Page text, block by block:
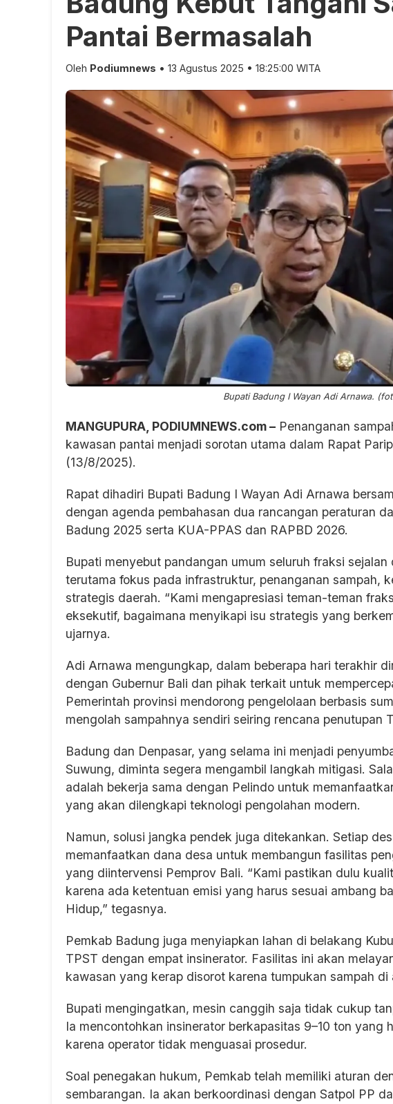
Pantai Bermasalah
Oleh Podiumnews • 13 Agustus 2025 • 18:25:00 WITA
Bupati Badung I Wayan Adi Arnawa.
MANGUPURA, PODIUMNEWS.com – Penanganan
kawasan pantai menjadi sorotan utama dalam Rapat
(13/8/2025).
Rapat dihadiri Bupati Badung I Wayan Adi Arnawa
dengan agenda pembahasan dua rancangan peraturan
Badung 2025 serta KUA-PPAS dan RAPBD 2026.
Bupati menyebut pandangan umum seluruh fraksi
terutama fokus pada infrastruktur, penanganan sampah,
strategis daerah. “Kami mengapresiasi teman-teman
eksekutif, bagaimana menyikapi isu strategis yang
ujarnya.
Adi Arnawa mengungkap, dalam beberapa hari terakhir
dengan Gubernur Bali dan pihak terkait untuk
Pemerintah provinsi mendorong pengelolaan berbasis
mengolah sampahnya sendiri seiring rencana penutupan
Badung dan Denpasar, yang selama ini menjadi
Suwung, diminta segera mengambil langkah mitigasi.
adalah bekerja sama dengan Pelindo untuk
yang akan dilengkapi teknologi pengolahan modern.
Namun, solusi jangka pendek juga ditekankan. Setiap
memanfaatkan dana desa untuk membangun fasilitas
yang diintervensi Pemprov Bali. “Kami pastikan dulu
karena ada ketentuan emisi yang harus sesuai ambang
Hidup,” tegasnya.
Pemkab Badung juga menyiapkan lahan di belakang
TPST dengan empat insinerator. Fasilitas ini akan
kawasan yang kerap disorot karena tumpukan sampah di
Bupati mengingatkan, mesin canggih saja tidak cukup
Ia mencontohkan insinerator berkapasitas 9–10 ton yang
karena operator tidak menguasai prosedur.
Soal penegakan hukum, Pemkab telah memiliki aturan
sembarangan. Ia akan berkoordinasi dengan Satpol PP